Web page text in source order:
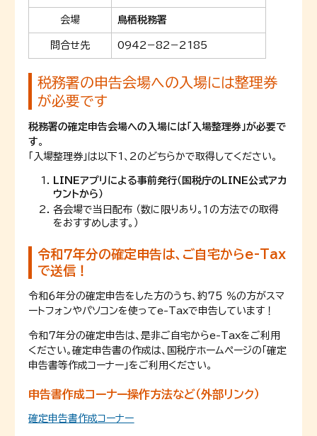
会場 鳥栖税務署
問合せ先 0942−82−2185
税務署の申告会場への入場には整理券
が必要です
税務署の確定申告会場への入場には「入場整理券」が必要で
す。
「入場整理券」は以下1、2のどちらかで取得してください。
LINEアプリによる事前発行（国税庁のLINE公式アカ
ウントから）
各会場で当日配布 （数に限りあり。１の方法での取得
をおすすめします。）
令和７年分の確定申告は、ご自宅からe-Tax
で送信！
令和６年分の確定申告をした方のうち、約7５ ％の方がスマ
ートフォンやパソコンを使ってe-Taxで申告しています！
令和７年分の確定申告は、是非ご自宅からe-Taxをご利用
ください。確定申告書の作成は、国税庁ホームページの「確定
申告書等作成コーナー」をご利用ください。
申告書作成コーナー操作方法など（外部リンク）
確定申告書作成コーナー